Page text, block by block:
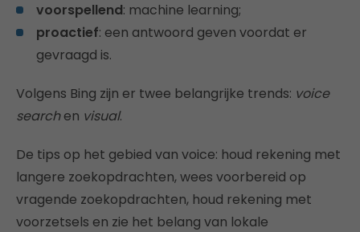
voorspellend: machine learning;
proactief: een antwoord geven voordat er
gevraagd is.
Volgens Bing zijn er twee belangrijke trends: voice
searchen visual.
De tips op het gebied van voice: houd rekening met
langere zoekopdrachten, wees voorbereid op
vragende zoekopdrachten, houd rekening met
voorzetsels en zie het belang van lokale